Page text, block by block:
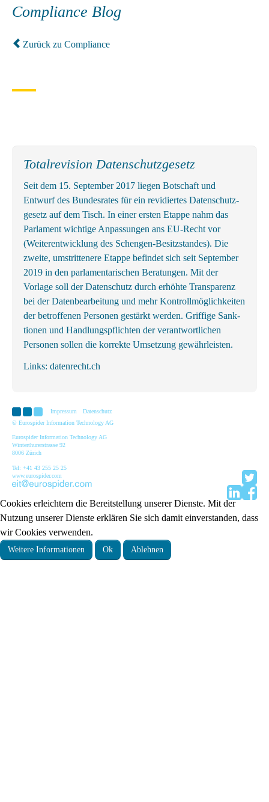
Compliance Blog
Zurück zu Compliance
Totalrevision Datenschutzgesetz
Seit dem 15. September 2017 liegen Botschaft und
Entwurf des Bundes­rates für ein revidiertes Daten­schutz­
gesetz auf dem Tisch. In einer ersten Etappe nahm das
Parlament wichtige An­passungen ans EU-Recht vor
(Weiter­entwicklung des Schengen-Besitz­standes). Die
zweite, um­strittenere Etappe befindet sich seit September
2019 in den parlamentarischen Beratungen. Mit der
Vorlage soll der Datenschutz durch erhöhte Transparenz
bei der Datenbearbeitung und mehr Kontrollmöglichkeiten
der betroffenen Personen gestärkt werden. Griffige Sank­
tionen und Handlungs­pflichten der ver­ant­wortl­ichen
Personen sollen die korrekte Um­setzung gewähr­leisten.
Links: datenrecht.ch
Impressum
Datenschutz
© Eurospider Information Technology AG
Eurospider Information Technology AG
Winterthurerstrasse 92
8006 Zürich
Tel: +41 43 255 25 25
www.eurospider.com
Cookies erleichtern die Bereitstellung unserer Dienste. Mit der
Nutzung unserer Dienste erklären Sie sich damit einverstanden, dass
wir Cookies verwenden.
Weitere Informationen Ok Ablehnen